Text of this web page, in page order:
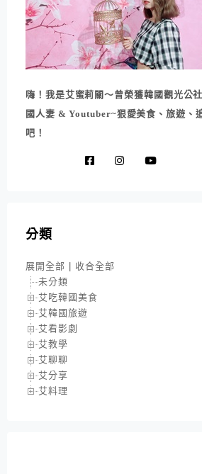
嗨！我是艾蜜莉關～曾榮獲韓國觀光公
國人妻 & Youtuber~狠愛美食、旅遊、
吧！
分類
展開全部
收合全部
未分類
艾吃韓國美食
艾韓國旅遊
艾看影劇
艾教學
艾聊聊
艾分享
艾料理